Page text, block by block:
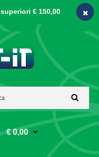
superiori € 150,00
€ 0,00